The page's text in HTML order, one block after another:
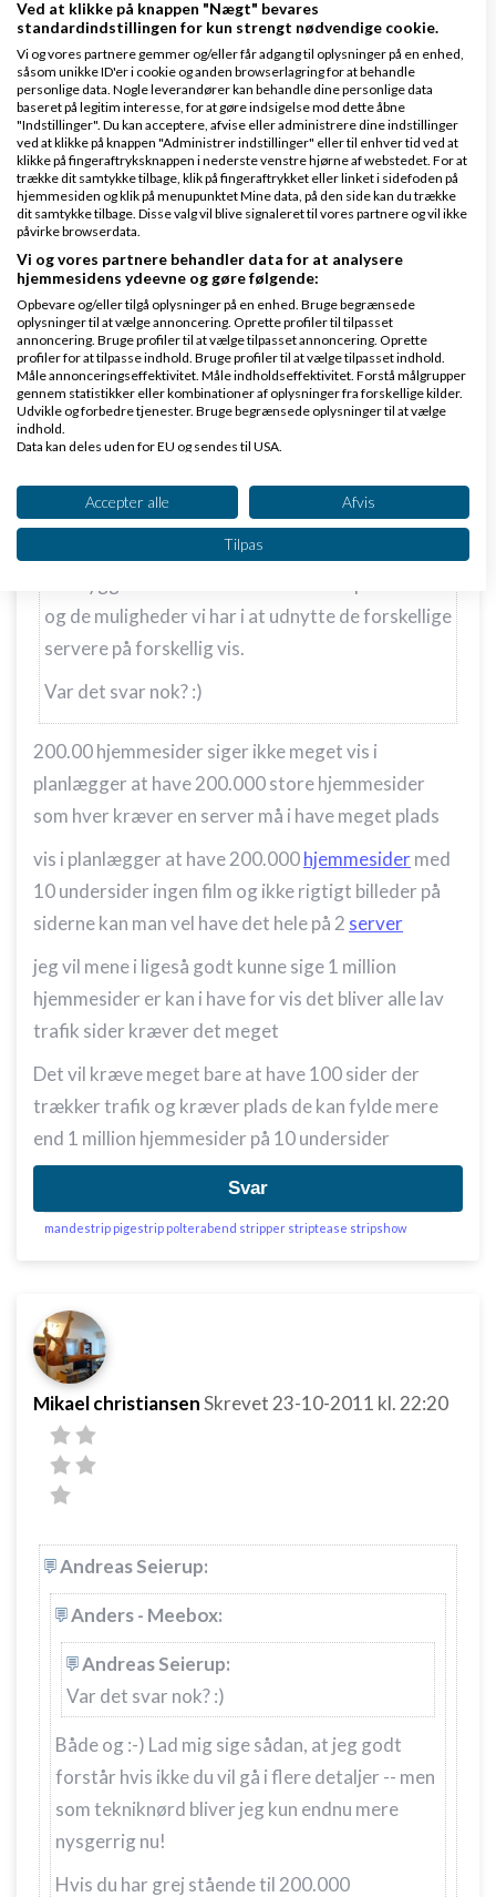
Har du så meget grej stående, som bare
venter på at komme i gang? Er du re-seller
gennem et andet sted? Eller hvordan fungerer
det?
Dejligt spørgsmål Anders..
Det er sådan at vi skriver vi kan håndtere
200.000 hjemmesider.. Det kan vi også med det
grej vi har stående. Vi har en massere servere
stående (som er slukket) men som bliver
aktiveret når vi når x antal kunder, kombineret
med den mængde trafik og harddisk plads de
bruger..
Re-seller er vi ikke nej.. vi har købt og betalt vores
servere og betaler i den grad for det mandskab vi
har hyret til at overvåge servere.. Det er en stor
investering, men også en investering der gør vi
og de muligheder vi har i at udnytte de forskellige
servere på forskellig vis.
Var det svar nok? :)
200.00 hjemmesider siger ikke meget vis i
planlægger at have 200.000 store hjemmesider
som hver kræver en server må i have meget plads
vis i planlægger at have 200.000hjemmesidermed
10 undersider ingen film og ikke rigtigt billeder på
siderne kan man vel have det hele på 2 server
jeg vil mene i ligeså godt kunne sige 1 million
hjemmesider er kan i have for vis det bliver alle lav
trafik sider kræver det meget
Det vil kræve meget bare at have 100 sider der
trækker trafik og kræver plads de kan fylde mere
end 1 million hjemmesider på 10 undersider
Svar
mandestrip pigestrip polterabend stripper striptease stripshow
Mikael christiansenSkrevet 23-10-2011 kl. 22:20
Andreas Seierup:
Anders - Meebox:
Andreas Seierup:
Var det svar nok? :)
Både og :-) Lad mig sige sådan, at jeg godt
forstår hvis ikke du vil gå i flere detaljer -- men
som tekniknørd bliver jeg kun endnu mere
nysgerrig nu!
Hvis du har grej stående til 200.000
Ved at klikke på knappen "Nægt" bevares
standardindstillingen for kun strengt nødvendige cookie.
Vi og vores partnere gemmer og/eller får adgang til oplysninger på en enhed,
såsom unikke ID'er i cookie og anden browserlagring for at behandle
personlige data. Nogle leverandører kan behandle dine personlige data
baseret på legitim interesse, for at gøre indsigelse mod dette åbne
"Indstillinger". Du kan acceptere, afvise eller administrere dine indstillinger
ved at klikke på knappen "Administrer indstillinger" eller til enhver tid ved at
klikke på fingeraftryksknappen i nederste venstre hjørne af webstedet. For at
trække dit samtykke tilbage, klik på fingeraftrykket eller linket i sidefoden på
hjemmesiden og klik på menupunktet Mine data, på den side kan du trække
dit samtykke tilbage. Disse valg vil blive signaleret til vores partnere og vil ikke
påvirke browserdata.
Vi og vores partnere behandler data for at analysere
hjemmesidens ydeevne og gøre følgende:
Opbevare og/eller tilgå oplysninger på en enhed. Bruge begrænsede
oplysninger til at vælge annoncering. Oprette profiler til tilpasset
annoncering. Bruge profiler til at vælge tilpasset annoncering. Oprette
profiler for at tilpasse indhold. Bruge profiler til at vælge tilpasset indhold.
Måle annonceringseffektivitet. Måle indholdseffektivitet. Forstå målgrupper
gennem statistikker eller kombinationer af oplysninger fra forskellige kilder.
Udvikle og forbedre tjenester. Bruge begrænsede oplysninger til at vælge
indhold.
Data kan deles uden for EU og sendes til USA.
Se partnerliste (2 IAB-leverandører)
Vi bruger dine data til følgende formål:
IAB's behandlingsformål:
Opbevare og/eller tilgå oplysninger på en
enhed
Bruge begrænsede oplysninger til at vælge
annoncering
Oprette profiler til tilpasset annoncering
Bruge profiler til at vælge tilpasset
annoncering
Bruge profiler til at vælge tilpasset indhold
Måle annonceringseffektivitet
Måle indholdseffektivitet
Forstå målgrupper gennem statistikker eller
kombinationer af oplysninger fra forskellige
Udvikle og forbedre tjenester
Bruge begrænsede oplysninger til at vælge
Bruge præcise geografiske
anmodede oplysninger
Ikke-IAB-behandlingsformål:
Nødvendig
Ydeevne
Funktionel
Accepter alle Afvis
Tilpas